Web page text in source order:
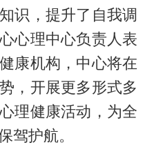
识，提升了自我调
心理中心负责人表
康机构，中心将在
，开展更多形式多
理健康活动，为全
驾护航。